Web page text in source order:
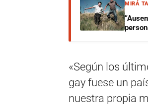
MIRÁ
«Según los
gay fuese un
nuestra propia